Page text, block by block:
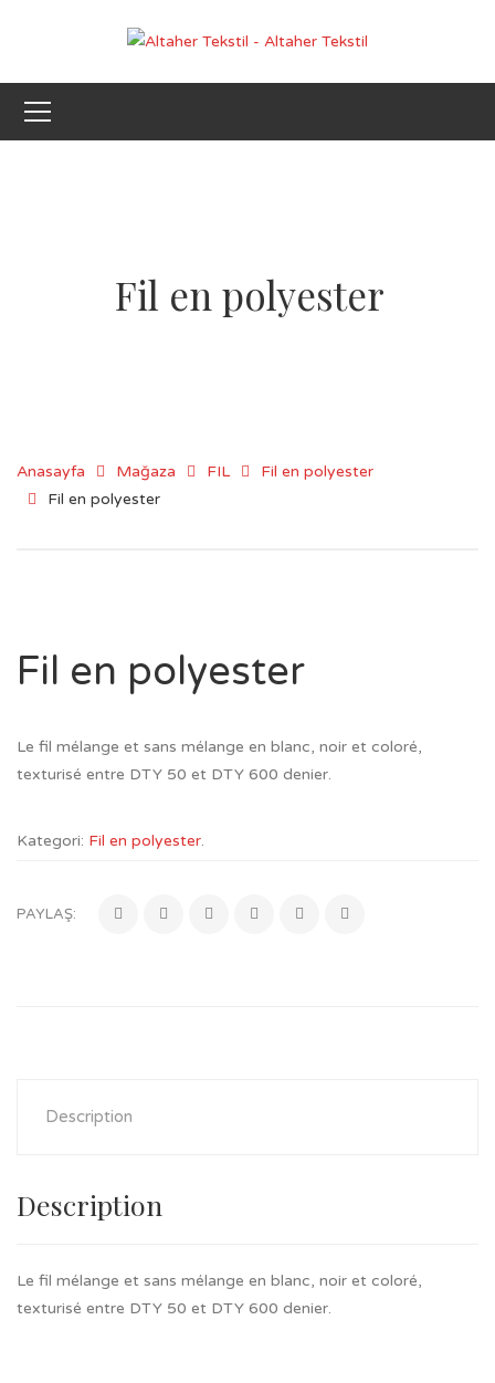
Fil en polyester
Anasayfa Mağaza FIL
Fil en polyester
Fil en polyester
Fil en polyester
Le fil mélange et sans mélange en blanc, noir et coloré,
texturisé entre DTY 50 et DTY 600 denier.
Kategori: Fil en polyester.
PAYLAŞ:
Description
Description
Le fil mélange et sans mélange en blanc, noir et coloré,
texturisé entre DTY 50 et DTY 600 denier.